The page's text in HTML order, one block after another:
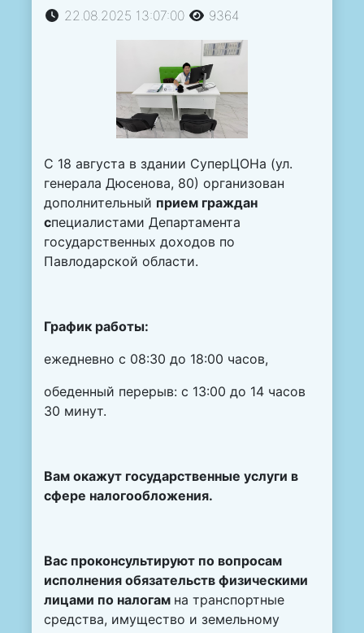
22.08.2025 13:07:00 9364
С 18 августа в здании СуперЦОНа (ул.
генерала Дюсенова, 80) организован
дополнительный прием граждан
специалистами Департамента
государственных доходов по
Павлодарской области.
График работы:
ежедневно с 08:30 до 18:00 часов,
обеденный перерыв: с 13:00 до 14 часов
30 минут.
Вам окажут государственные услуги в
сфере налогообложения.
Вас проконсультируют по вопросам
исполнения обязательств физическими
лицами по налогам на транспортные
средства, имущество и земельному